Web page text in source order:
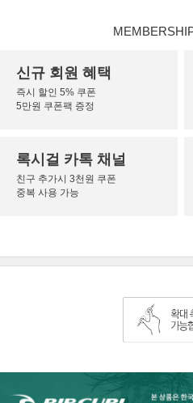
신규 회원 혜택
즉시 할인 5% 쿠폰
5만원 쿠폰팩 증정
록시걸 카톡 채널
친구 추가시 3천원 쿠폰
중복 사용 가능